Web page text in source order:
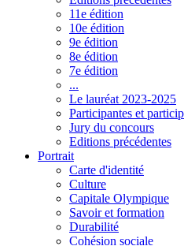
11e édition
10e édition
9e édition
8e édition
7e édition
...
Le lauréat 2023-2025
Participantes et
Jury du concours
Editions précédentes
Portrait
Carte d'identité
Culture
Capitale Olympique
Savoir et formation
Durabilité
Cohésion sociale